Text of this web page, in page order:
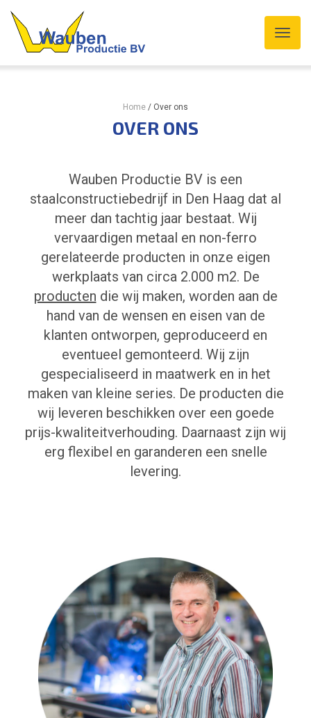
Home / Over ons
OVER ONS
Wauben Productie BV is een
staalconstructiebedrijf in Den Haag dat al
meer dan tachtig jaar bestaat. Wij
vervaardigen metaal en non-ferro
gerelateerde producten in onze eigen
werkplaats van circa 2.000 m2. De
producten die wij maken, worden aan de
hand van de wensen en eisen van de
klanten ontworpen, geproduceerd en
eventueel gemonteerd. Wij zijn
gespecialiseerd in maatwerk en in het
maken van kleine series. De producten die
wij leveren beschikken over een goede
prijs-kwaliteitverhouding. Daarnaast zijn wij
erg flexibel en garanderen een snelle
levering.